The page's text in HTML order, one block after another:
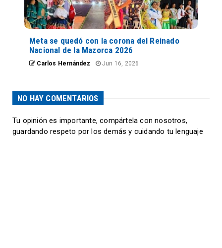
Meta se quedó con la corona del Reinado
Nacional de la Mazorca 2026
Carlos Hernández Jun 16, 2026
NO HAY COMENTARIOS
Tu opinión es importante, compártela con nosotros,
guardando respeto por los demás y cuidando tu lenguaje